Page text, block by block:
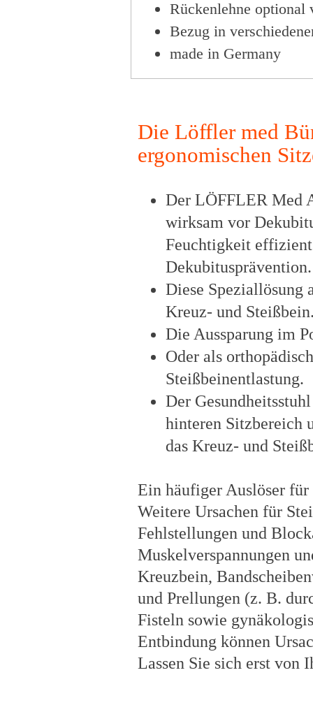
Rückenlehne optional
Bezug in
made in Germany
Die Löffler med
ergonomischen
Der LÖFFLER Med
wirksam vor
Feuchtigkeit
Dekubitusprävention.
Diese Speziallösung
Kreuz- und
Die Aussparung im
Oder als
Steißbeinentlastung.
Der
hinteren Sitzbereich
das Kreuz- und
Ein häufiger Auslöser für
Weitere Ursachen für
Fehlstellungen und
Muskelverspannungen
Kreuzbein,
und Prellungen (z. B.
Fisteln sowie
Entbindung können
Lassen Sie sich erst von